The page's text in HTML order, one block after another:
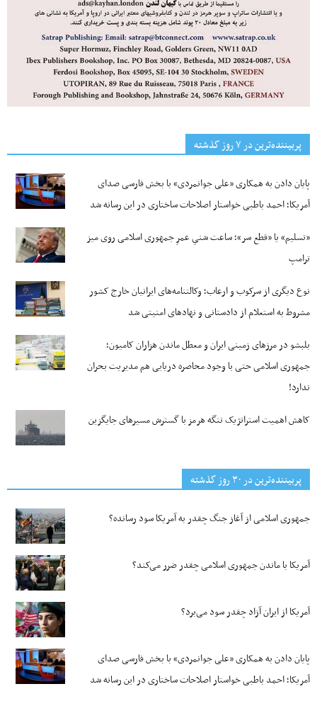
پربیننده‌ترین‌ در ۷ روز گذشته
پایان دادن به همکاری «علی جوانمردی» با بخش فارسی صدای
آمریکا؛ احمد باطبی خواستار اصلاحات ساختاری در این رسانه شد
«تسلیم» یا «قطع سر»؛ ساعت شنیِ عمرِ جمهوری اسلامی روی میز
ترامپ
نوع دیگری از سرکوب و ارعاب؛ وکالتنامه‌های ایرانیان خارج کشور
مشروط به استعلام از دادستانی و نهادهای امنیتی شد
بلبشو در مرزهای زمینی ایران و معطل ماندن هزاران کامیون؛
جمهوری اسلامی حتی با وجود محاصره دریایی هم مدیریت بحران
ندارد!
کاهش اهمیت استراتژیک تنگه‌ هرمز با گسترش مسیرهای جایگزین
پربیننده‌ترین‌ در ۳۰ روز گذشته
جمهوری اسلامی از آغاز جنگ چقدر به آمریکا سود رسانده؟
آمریکا با ماندن جمهوری اسلامی چقدر ضرر می‌کند؟
آمریکا از ایران آزاد چقدر سود می‌برد؟
پایان دادن به همکاری «علی جوانمردی» با بخش فارسی صدای
آمریکا؛ احمد باطبی خواستار اصلاحات ساختاری در این رسانه شد